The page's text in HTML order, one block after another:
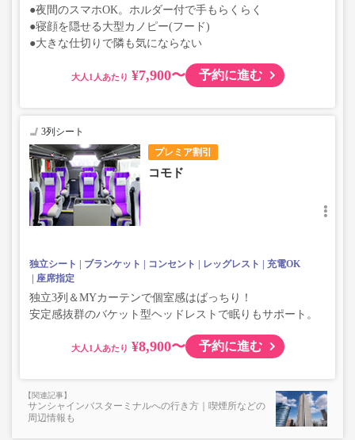
●夜間のスマホOK。ホルダー付で手もらくらく
●寝顔を隠せる大型カノピー(フード)
●大きな仕切りで隣も気にならない
大人 ¥7,900〜 予約に進む
プレミア割引
3列シート
コモド
独立シート ブランケット コンセント レッグレスト
充電OK
座席指定
独立3列＆MYカーテンで個室感はばっちり！
安定感抜群のバケット型ヘッドレストで眠りもサポート。
大人 ¥8,900〜 予約に進む
サンシャインバスターミナルへの行き方｜喫煙所などの
周辺情報も